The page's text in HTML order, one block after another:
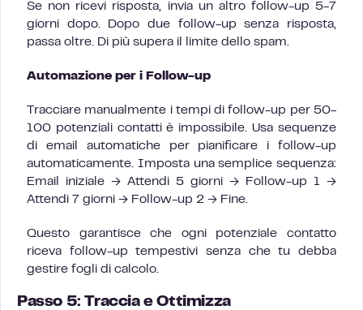
Se non ricevi risposta, invia un altro follow-up 5-7
giorni dopo. Dopo due follow-up senza risposta,
passa oltre. Di più supera il limite dello spam.
Automazione per i Follow-up
Tracciare manualmente i tempi di follow-up per 50-
100 potenziali contatti è impossibile. Usa sequenze
di email automatiche per pianificare i follow-up
automaticamente. Imposta una semplice sequenza:
Email iniziale → Attendi 5 giorni → Follow-up 1 →
Attendi 7 giorni → Follow-up 2 → Fine.
Questo garantisce che ogni potenziale contatto
riceva follow-up tempestivi senza che tu debba
gestire fogli di calcolo.
Passo 5: Traccia e Ottimizza